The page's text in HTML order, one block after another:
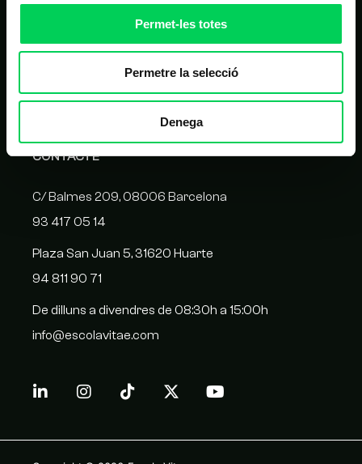
Permet-les totes
Permetre la selecció
Denega
Matrícula
Homologació de proveïdors
CONTACTE
C/ Balmes 209, 08006 Barcelona
93 417 05 14
Plaza San Juan 5, 31620 Huarte
94 811 90 71
De dilluns a divendres de 08:30h a 15:00h
info@escolavitae.com